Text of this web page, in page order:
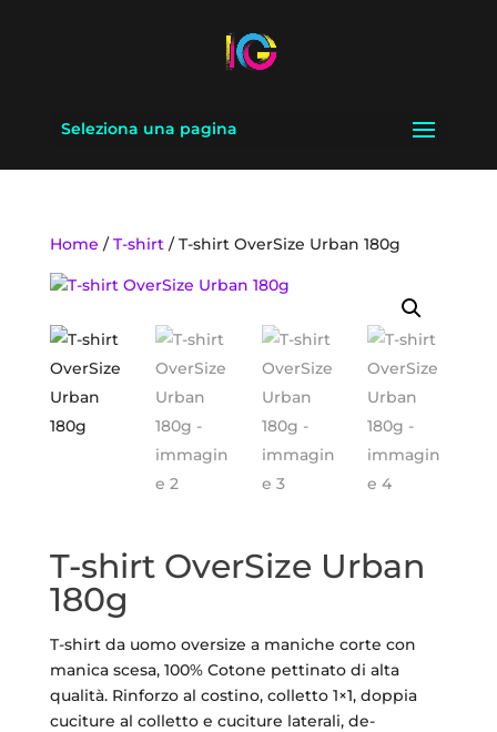
Seleziona una pagina
Home /T-shirt/ T-shirt OverSize Urban 180g
T-shirt OverSize Urban
180g
T-shirt da uomo oversize a maniche corte con
manica scesa, 100% Cotone pettinato di alta
qualità. Rinforzo al costino, colletto 1×1, doppia
cuciture al colletto e cuciture laterali, de-